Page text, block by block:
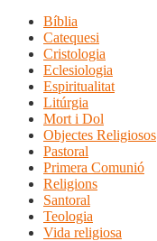
Bíblia
Catequesi
Cristologia
Eclesiologia
Espiritualitat
Litúrgia
Mort i Dol
Objectes Religiosos
Pastoral
Primera Comunió
Religions
Santoral
Teologia
Vida religiosa